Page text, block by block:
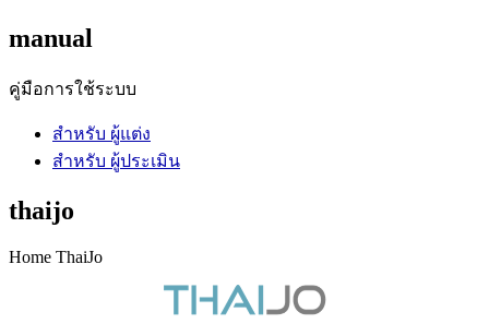
manual
คู่มือการใช้ระบบ
สำหรับ ผู้แต่ง
สำหรับ ผู้ประเมิน
thaijo
Home ThaiJo